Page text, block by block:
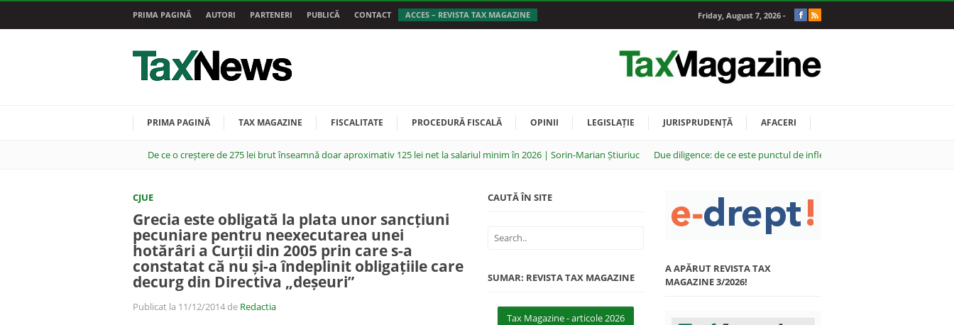
PRIMA PAGINĂ AUTORI PARTENERI PUBLICĂ CONTACT ACCES – REVISTA TAX MAGAZINE Friday, August 7, 2026 -
PRIMA PAGINĂ TAX MAGAZINE FISCALITATE PROCEDURĂ FISCALĂ OPINII LEGISLAȚIE JURISPRUDENȚĂ AFACERI
De ce o creștere de 275 lei brut înseamnă doar aproximativ 125 lei net la salariul minim în 2026 | Sorin-Marian Știuriuc Due diligence: de ce este punctul de inflexiune al oricărei tranzacții M&A
CJUE
Grecia este obligată la plata unor sancțiuni
pecuniare pentru neexecutarea unei
hotărâri a Curții din 2005 prin care s-a
constatat că nu și-a îndeplinit obligațiile care
decurg din Directiva „deșeuri”
Publicat la 11/12/2014 de Redactia
CAUTĂ ÎN SITE
SUMAR: REVISTA TAX MAGAZINE
Tax Magazine - articole 2026
A APĂRUT REVISTA TAX
MAGAZINE 3/2026!